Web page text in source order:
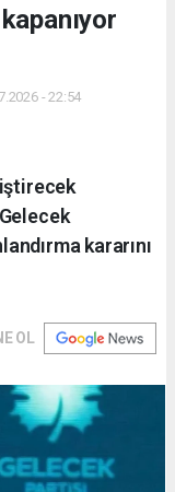
- 22:54
kararını
OL